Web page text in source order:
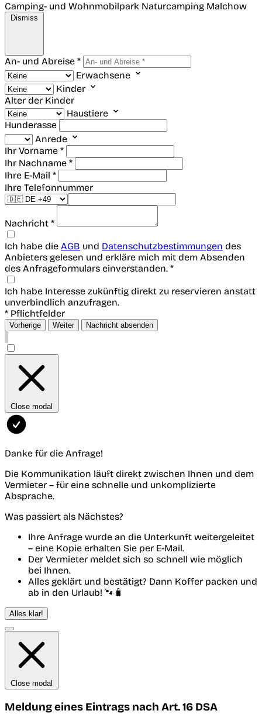
Camping- und Wohnmobilpark Naturcamping Malchow
Dismiss
An- und Abreise *
Erwachsene
Kinder
Alter der Kinder
Haustiere
Hunderasse
Anrede
Ihr Vorname *
Ihr Nachname *
Ihre E-Mail *
Ihre Telefonnummer
Nachricht *
Ich habe die AGB und Datenschutzbestimmungen des
Anbieters gelesen und erkläre mich mit dem Absenden
des Anfrageformulars einverstanden. *
Ich habe Interesse zukünftig direkt zu reservieren anstatt
unverbindlich anzufragen.
* Pflichtfelder
Vorherige Weiter Nachricht absenden
Close modal
Danke für die Anfrage!
Die Kommunikation läuft direkt zwischen Ihnen und dem
Vermieter – für eine schnelle und unkomplizierte
Absprache.
Was passiert als Nächstes?
Ihre Anfrage wurde an die Unterkunft weitergeleitet
– eine Kopie erhalten Sie per E-Mail.
Der Vermieter meldet sich so schnell wie möglich
bei Ihnen.
Alles geklärt und bestätigt? Dann Koffer packen und
ab in den Urlaub! 🐾🧳
Alles klar!
Close modal
Meldung eines Eintrags nach Art. 16 DSA